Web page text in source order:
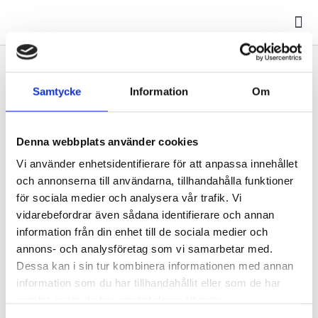
Samtycke Information Om
Denna webbplats använder cookies
Vi använder enhetsidentifierare för att anpassa innehållet
och annonserna till användarna, tillhandahålla funktioner
för sociala medier och analysera vår trafik. Vi
vidarebefordrar även sådana identifierare och annan
information från din enhet till de sociala medier och
annons- och analysföretag som vi samarbetar med.
Dessa kan i sin tur kombinera informationen med annan
information som du har tillhandahållit eller som de har
Kontoret Stängt
tisdagen den 2 maj klockan 08.00. För akuta fel se
informationstavlan i er fastighet.
Ninni april 24, 2023
FÖREGÅENDE
Våra öppettider under påsken 2023
NÄSTA
Kontoret stänger